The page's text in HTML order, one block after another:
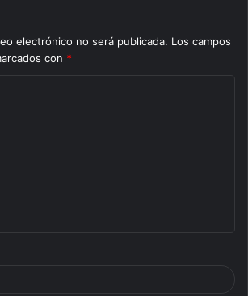
electrónico no será publicada. Los campos
con *